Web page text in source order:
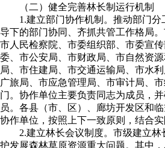
（二）健全完善林长制运行机制
1.建立部门协作机制。推动部门
导下的部门协同、齐抓共管工作格局
市人民检察院、市委组织部、市委宣
委、市公安局、市财政局、市自然资
局、市住建局、市交通运输局、市水
广旅局、市应急管理局、市审计局、
门。协作单位主要负责同志为成员，
员。各县（市、区）、廊坊开发区和
协作单位，按照上下一致原则，结合实
2.建立林长会议制度。市级建立
护发展森林草原资源重大问题。其中